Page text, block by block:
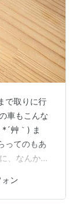
で取りに行
車もこんな
艸｀) ま
ってのもあ
、なんかピ
。 Pixel 6a
部分は結構
ン